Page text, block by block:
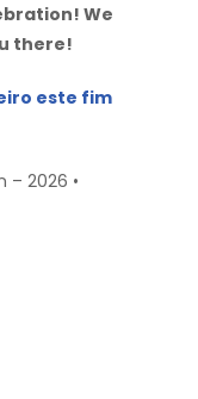
We
there!
este fim
– 2026 •